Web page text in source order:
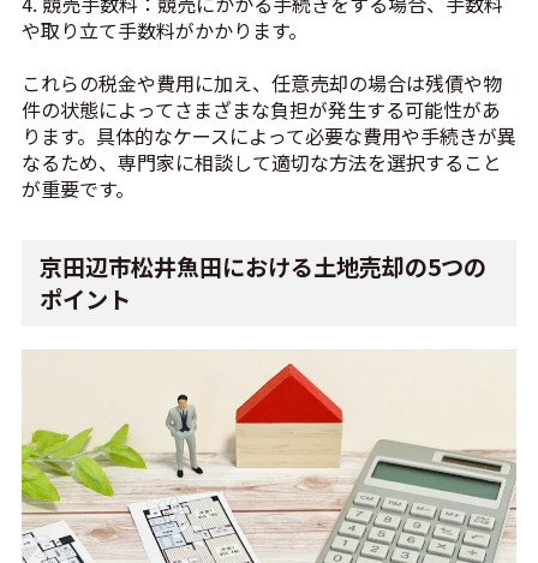
や取り立て手数料がかかります。
これらの税金や費用に加え、任意売却の場合は残債や物
件の状態によってさまざまな負担が発生する可能性があ
ります。具体的なケースによって必要な費用や手続きが異
なるため、専門家に相談して適切な方法を選択すること
が重要です。
京田辺市松井魚田における土地売却の5つの
ポイント